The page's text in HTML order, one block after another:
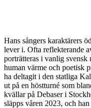
Hans sångers karaktärers
lever i. Ofta reflekterande
porträtteras i vanlig svensk
human värme och poetisk
ha deltagit i den statliga
ut på en höstturné som
kvällar på Debaser i
släpps våren 2023, och